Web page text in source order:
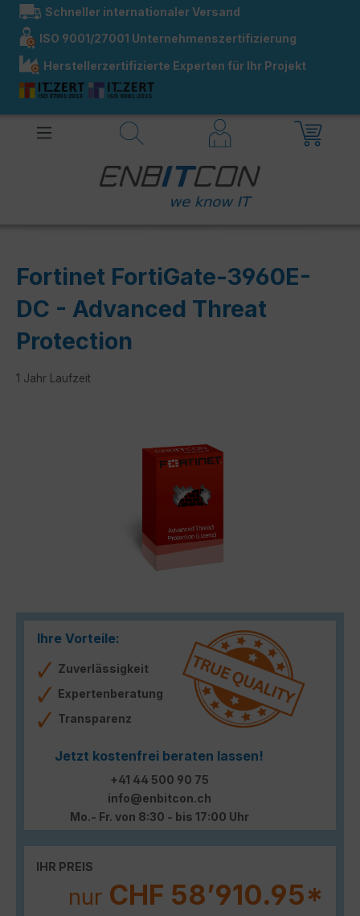
springen
Schneller internationaler Versand
ISO 9001/27001 Unternehmenszertifizierung
Herstellerzertifizierte Experten für Ihr Projekt
Fortinet FortiGate-3960E-
DC - Advanced Threat
Protection
1 Jahr Laufzeit
Ihre Vorteile:
Zuverlässigkeit
Expertenberatung
Transparenz
Jetzt kostenfrei beraten lassen!
+41 44 500 90 75
info@enbitcon.ch
Mo.- Fr. von 8:30 - bis 17:00 Uhr
IHR PREIS
nur CHF 58’910.95*